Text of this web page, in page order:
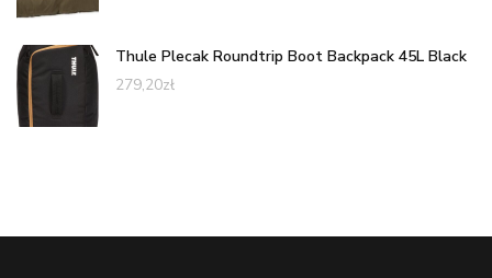
Thule Plecak Roundtrip Boot Backpack 45L Black
279,20zł